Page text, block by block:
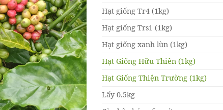
Hạt giống Tr4 (1kg)
Hạt giống Trs1 (1kg)
Hạt giống xanh lùn (1kg)
Hạt Giống Hữu Thiên (1kg)
Hạt Giống Thiện Trường (1kg)
Lấy 0.5kg